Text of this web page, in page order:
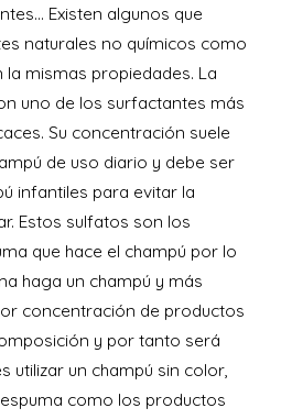
Existen algunos que
naturales no químicos como
mismas propiedades. La
uno de los surfactantes más
Su concentración suele
de uso diario y debe ser
infantiles para evitar la
Estos sulfatos son los
que hace el champú por lo
haga un champú y más
concentración de productos
y por tanto será
utilizar un champú sin color,
como los productos